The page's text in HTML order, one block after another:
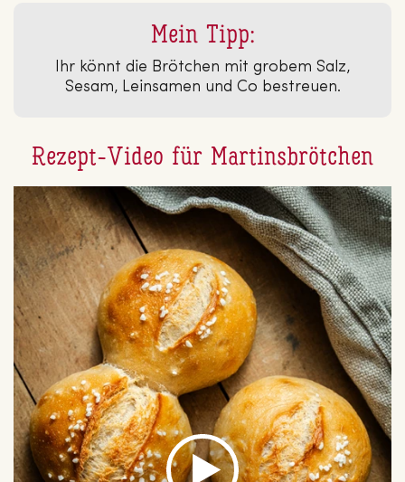
Mein Tipp:
Ihr könnt die Brötchen mit grobem Salz,
Sesam, Leinsamen und Co bestreuen.
Rezept-Video für Martinsbrötchen